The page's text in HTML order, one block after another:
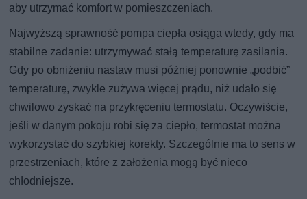
aby utrzymać komfort w pomieszczeniach.
Najwyższą sprawność pompa ciepła osiąga wtedy, gdy ma
stabilne zadanie: utrzymywać stałą temperaturę zasilania.
Gdy po obniżeniu nastaw musi później ponownie „podbić”
temperaturę, zwykle zużywa więcej prądu, niż udało się
chwilowo zyskać na przykręceniu termostatu. Oczywiście,
jeśli w danym pokoju robi się za ciepło, termostat można
wykorzystać do szybkiej korekty. Szczególnie ma to sens w
przestrzeniach, które z założenia mogą być nieco
chłodniejsze.